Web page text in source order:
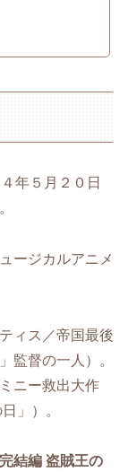
年５月２０日
ージカルアニメ
ィス／帝国最後
監督の一人）。
ニー救出大作
」）。
結編 盗賊王の